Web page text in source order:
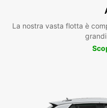
La nostra vasta flotta è